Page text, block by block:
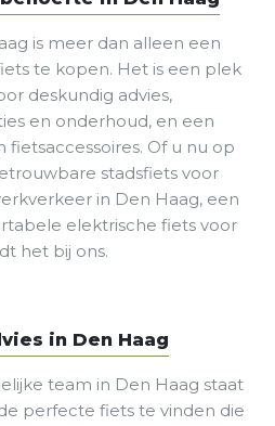
is meer dan alleen een
te kopen. Het is een plek
deskundig advies,
en onderhoud, en een
fietsaccessoires. Of u nu op
stadsfiets voor
in Den Haag, een
elektrische fiets voor
het bij ons.
in Den Haag
team in Den Haag staat
perfecte fiets te vinden die